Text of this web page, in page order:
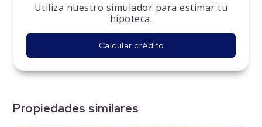
Utiliza nuestro simulador para estimar tu
hipoteca.
Calcular crédito
Propiedades similares